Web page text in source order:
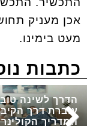
אכן מעניק
מעט בימינו.
כתבות
הדרך לשינה
עוברת דרך
המדריך